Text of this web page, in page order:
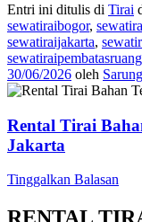
Entri ini ditulis di Tirai
sewatiraibogor,
sewatiraijakarta,
sewatiraipembatasruang
30/06/2026 oleh
Rental Tirai
Jakarta
Tinggalkan Balasan